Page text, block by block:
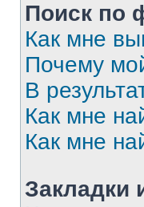
Поиск по
Как мне
Почему
В
Как мне
Как мне
Закладки